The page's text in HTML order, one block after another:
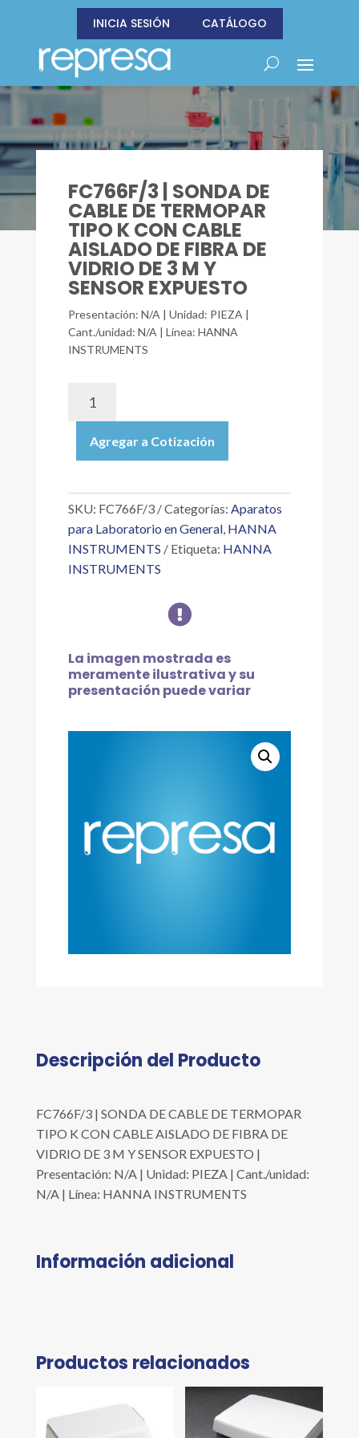
INICIA SESIÓN CATÁLOGO
FC766F/3 | SONDA DE
CABLE DE TERMOPAR
TIPO K CON CABLE
AISLADO DE FIBRA DE
VIDRIO DE 3 M Y
SENSOR EXPUESTO
Presentación: N/A | Unidad: PIEZA |
Cant./unidad: N/A | Línea: HANNA
INSTRUMENTS
CABLE
TERMOPAR
K
CON
CABLE
VIDRIO
DE
Agregar a Cotización
SKU: FC766F/3 Categorías: Aparatos
para Laboratorio en General, HANNA
INSTRUMENTS
Etiqueta: HANNA
INSTRUMENTS

La imagen mostrada es
meramente ilustrativa y su
presentación puede variar
Descripción del Producto
FC766F/3 | SONDA DE CABLE DE TERMOPAR
TIPO K CON CABLE AISLADO DE FIBRA DE
VIDRIO DE 3 M Y SENSOR EXPUESTO |
Presentación: N/A | Unidad: PIEZA | Cant./unidad:
N/A | Línea: HANNA INSTRUMENTS
Información adicional
Productos relacionados